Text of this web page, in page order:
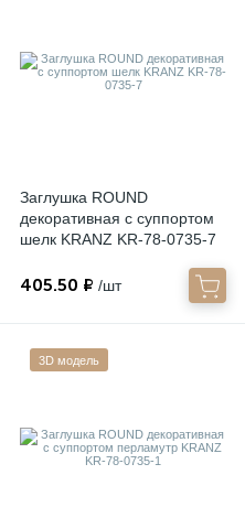
Комплектующие
Умные устройства
Заглушка ROUND
декоративная с суппортом
шелк KRANZ KR-78-0735-7
405.50 ₽ /шт
3D модель